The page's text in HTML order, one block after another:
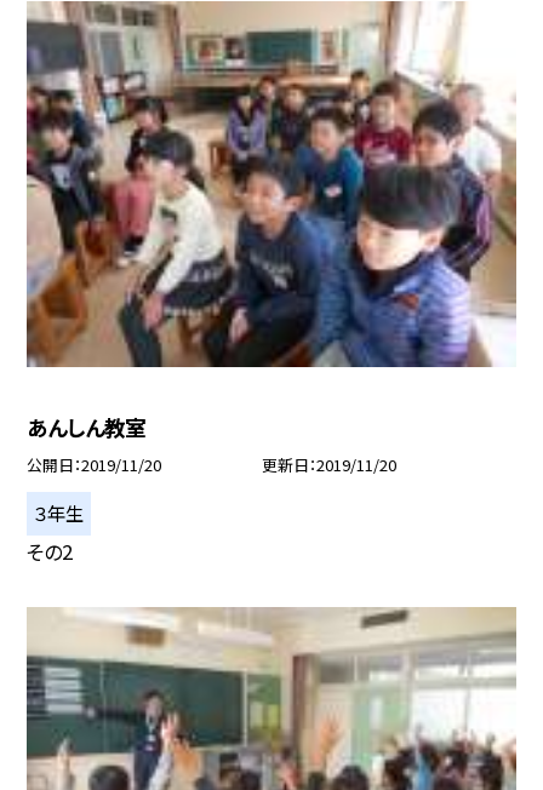
あんしん教室
公開日 2019/11/20 更新日 2019/11/20
３年生
その2